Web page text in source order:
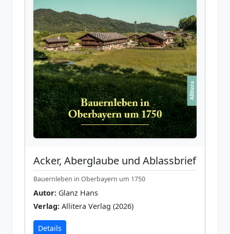
Acker, Aberglaube und Ablassbrief
Bauernleben in Oberbayern um 1750
Autor: Glanz Hans
Verlag: Allitera Verlag (2026)
Details